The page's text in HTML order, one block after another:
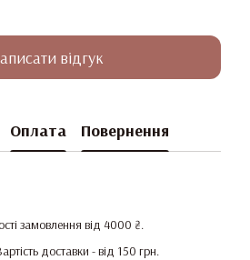
відгук
Оплата Повернення
замовлення від 4000 ₴.
доставки - від 150 грн.